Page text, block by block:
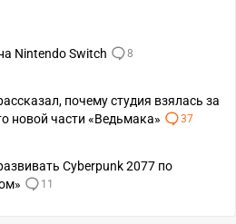
Nintendo Switch
8
почему студия взялась за
новой части «Ведьмака»
37
Cyberpunk 2077 по
11